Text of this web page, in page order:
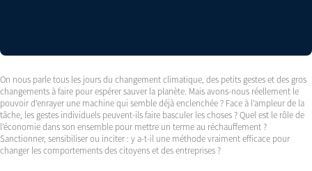
On nous parle tous les jours du changement climatique, des petits gestes et des gros
changements à faire pour espérer sauver la planète. Mais avons-nous réellement le
pouvoir d’enrayer une machine qui semble déjà enclenchée ? Face à l’ampleur de la
tâche, les gestes individuels peuvent-ils faire basculer les choses ? Quel est le rôle de
l’économie dans son ensemble pour mettre un terme au réchauffement ?
Sanctionner, sensibiliser ou inciter : y a-t-il une méthode vraiment efficace pour
changer les comportements des citoyens et des entreprises ?